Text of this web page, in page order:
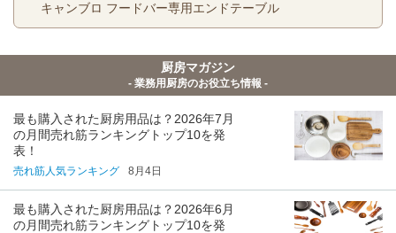
キャンブロ フードバー専用エンドテーブル
厨房マガジン
- 業務用厨房のお役立ち情報 -
最も購入された厨房用品は？2026年7月
の月間売れ筋ランキングトップ10を発
表！
売れ筋人気ランキング 8月4日
最も購入された厨房用品は？2026年6月
の月間売れ筋ランキングトップ10を発